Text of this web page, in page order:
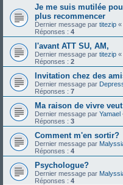
Je me suis mutilée
plus recommencer
Dernier message par titezip «
Réponses : 4
l'avant ATT SU, AM,
Dernier message par titezip «
Réponses : 2
Invitation chez des
Dernier message par
Réponses : 7
Ma raison de vivre
Dernier message par Yamael
Réponses : 3
Comment m'en sortir?
Dernier message par
Réponses : 4
Psychologue?
Dernier message par
Réponses : 4